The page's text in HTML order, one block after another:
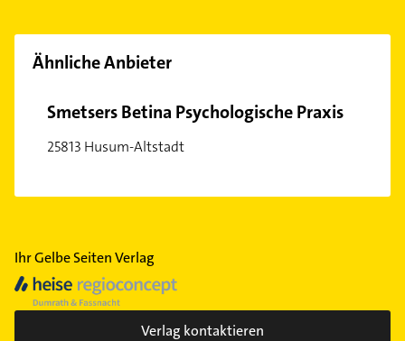
Ähnliche Anbieter
Smetsers Betina Psychologische Praxis
25813 Husum-Altstadt
Ihr Gelbe Seiten Verlag
Verlag kontaktieren